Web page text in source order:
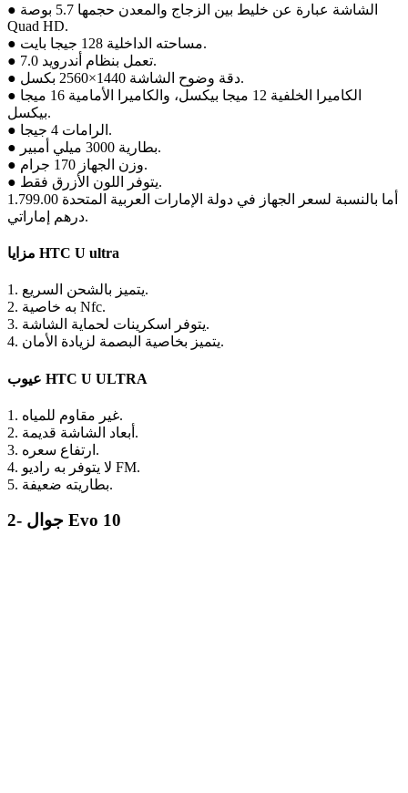
● الشاشة عبارة عن خليط بين الزجاج والمعدن حجمها 5.7 بوصة
Quad HD.
● مساحته الداخلية 128 جيجا بايت.
● تعمل بنظام أندرويد 7.0.
● دقة وضوح الشاشة 1440×2560 بكسل.
● الكاميرا الخلفية 12 ميجا بيكسل، والكاميرا الأمامية 16 ميجا
بيكسل.
● الرامات 4 جيجا.
● بطارية 3000 ميلي أمبير.
● وزن الجهاز 170 جرام.
● يتوفر اللون الأزرق فقط.
أما بالنسبة لسعر الجهاز في دولة الإمارات العربية المتحدة 1.799.00
درهم إماراتي.
مزايا HTC U ultra
1. يتميز بالشحن السريع.
2. به خاصية Nfc.
3. يتوفر اسكرينات لحماية الشاشة.
4. يتميز بخاصية البصمة لزيادة الأمان.
عيوب HTC U ULTRA
1. غير مقاوم للمياه.
2. أبعاد الشاشة قديمة.
3. ارتفاع سعره.
4. لا يتوفر به راديو FM.
5. بطاريته ضعيفة.
2- جوال Evo 10